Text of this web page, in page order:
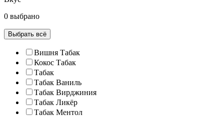
0 выбрано
Выбрать всё
Вишня Табак
Кокос Табак
Табак
Табак Ваниль
Табак Вирджиния
Табак Ликёр
Табак Ментол